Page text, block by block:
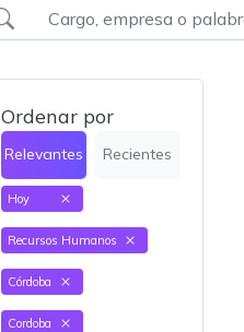
Ordenar por
Relevantes Recientes
Hoy
Recursos Humanos
Córdoba
Cordoba